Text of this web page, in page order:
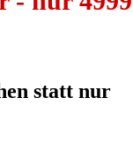
statt nur